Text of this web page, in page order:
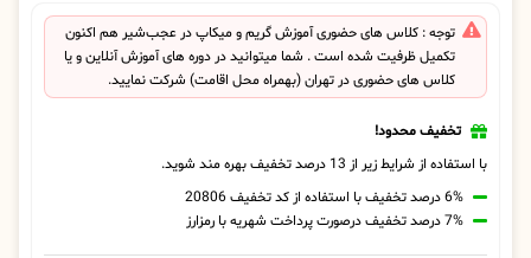
توجه : کلاس های حضوری آموزش گریم و میکاپ در عجب‌شیر هم اکنون
تکمیل ظرفیت شده است . شما میتوانید در دوره های آموزش آنلاین و یا
کلاس های حضوری در تهران (بهمراه محل اقامت) شرکت نمایید.
تخفیف محدود!
با استفاده از شرایط زیر از 13 درصد تخفیف بهره مند شوید.
6% درصد تخفیف با استفاده از کد تخفیف 20806
7% درصد تخفیف درصورت پرداخت شهریه با رمزارز